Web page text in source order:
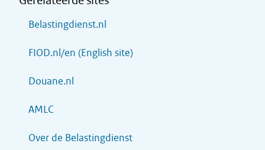
Belastingdienst.nl
FIOD.nl/en (English site)
Douane.nl
AMLC
Over de Belastingdienst